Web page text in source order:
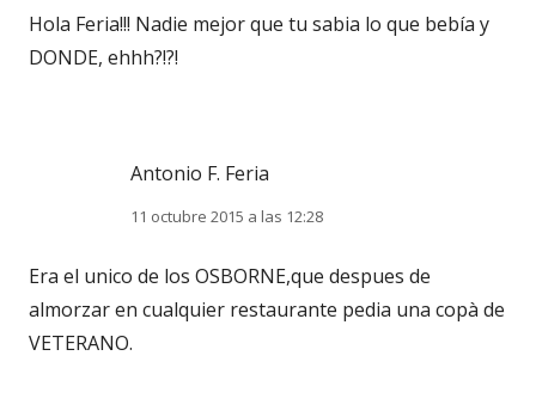
Hola Feria!!! Nadie mejor que tu sabia lo que bebía y
DONDE, ehhh?!?!
Antonio F. Feria
11 octubre 2015 a las 12:28
Era el unico de los OSBORNE,que despues de
almorzar en cualquier restaurante pedia una copà de
VETERANO.